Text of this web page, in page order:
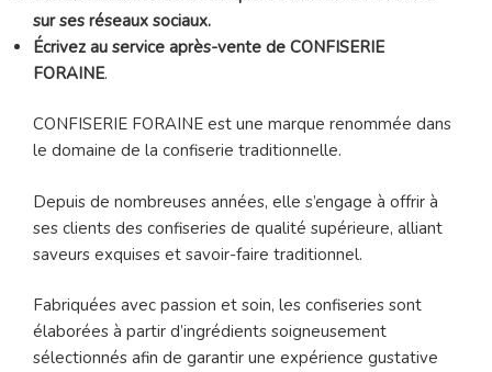
sur ses réseaux sociaux.
Écrivez au service après-vente de CONFISERIE
FORAINE.
CONFISERIE FORAINE est une marque renommée dans
le domaine de la confiserie traditionnelle.
Depuis de nombreuses années, elle s’engage à offrir à
ses clients des confiseries de qualité supérieure, alliant
saveurs exquises et savoir-faire traditionnel.
Fabriquées avec passion et soin, les confiseries sont
élaborées à partir d’ingrédients soigneusement
sélectionnés afin de garantir une expérience gustative